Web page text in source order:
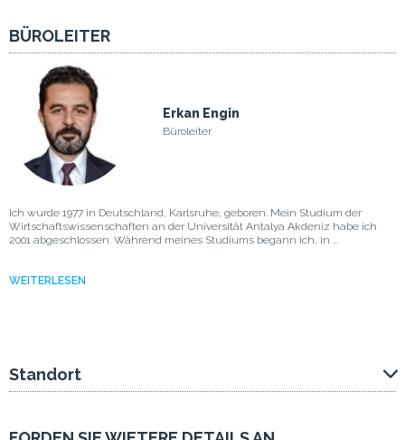
BÜROLEITER
Erkan Engin
Büroleiter
Ich wurde 1977 in Deutschland, Karlsruhe, geboren. Mein Studium der
Wirtschaftswissenschaften an der Universität Antalya Akdeniz habe ich
2001 abgeschlossen. Während meines Studiums begann ich, in ...
WEITERLESEN
Standort